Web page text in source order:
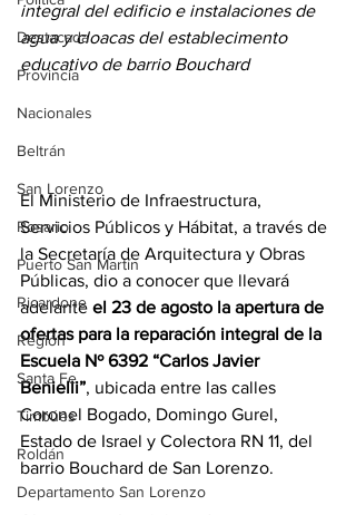
Destacada
Provincia
Nacionales
Beltrán
San Lorenzo
Rosario
Puerto San Martín
Ricardone
Región
Santa Fe
Timbúes
Roldán
Departamento San Lorenzo
integral del edificio e instalaciones de
agua y cloacas del establecimento
educativo de barrio Bouchard
El Ministerio de Infraestructura,
Servicios Públicos y Hábitat, a través de
la Secretaría de Arquitectura y Obras
Públicas, dio a conocer que llevará
adelante el 23 de agosto la apertura de
ofertas para la reparación integral de la
Escuela Nº 6392 “Carlos Javier
Benielli”, ubicada entre las calles
Coronel Bogado, Domingo Gurel,
Estado de Israel y Colectora RN 11, del
barrio Bouchard de San Lorenzo.